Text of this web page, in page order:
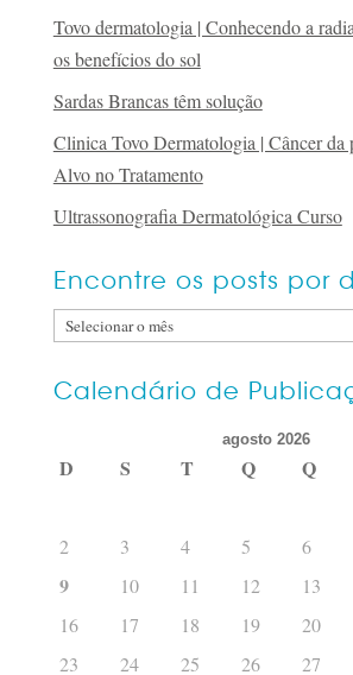
Tovo dermatologia | Conhecendo a
os benefícios do sol
Sardas Brancas têm solução
Clinica Tovo Dermatologia | Câncer da
Alvo no Tratamento
Ultrassonografia Dermatológica Curso
Encontre os posts por
Encontre
posts
Calendário de
agosto 2026
D S T Q Q
2
3 4 5 6
9 10 11 12 13
16
17 18 19 20
23
24 25 26 27